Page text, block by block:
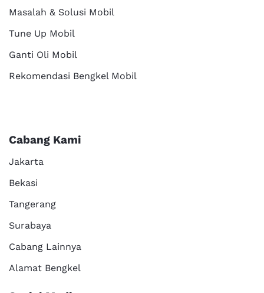
Masalah & Solusi Mobil
Tune Up Mobil
Ganti Oli Mobil
Rekomendasi Bengkel Mobil
Cabang Kami
Jakarta
Bekasi
Tangerang
Surabaya
Cabang Lainnya
Alamat Bengkel